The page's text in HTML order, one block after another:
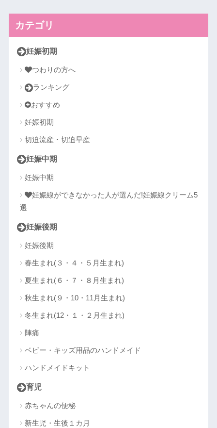
カテゴリ
妊娠初期
つわりの方へ
ランキング
おすすめ
妊娠初期
切迫流産・切迫早産
妊娠中期
妊娠中期
妊娠線ができなかった人が選んだ!妊娠線クリーム5
選
妊娠後期
妊娠後期
春生まれ(３・４・５月生まれ)
夏生まれ(６・７・８月生まれ)
秋生まれ(９・10・11月生まれ)
冬生まれ(12・１・２月生まれ)
陣痛
ベビー・キッズ用品のハンドメイド
ハンドメイドキット
育児
赤ちゃんの便秘
新生児・生後１カ月